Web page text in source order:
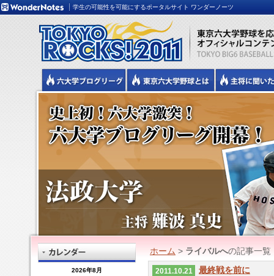
学生の可能性を可能にするポータルサイト ワンダーノーツ
ホーム > ライバルへの記事一覧
2011.10.21 最終戦を前に
2026年8月